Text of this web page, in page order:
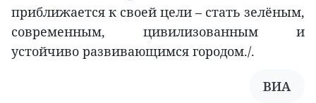
приближается к своей цели – стать зелёным,
современным, цивилизованным и
устойчиво развивающимся городом./.
ВИА